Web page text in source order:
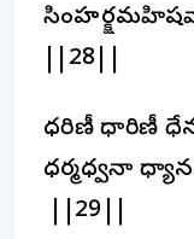
||28||
ధరిణీ ధారిణీ
ధర్మధ్వనా
||29||